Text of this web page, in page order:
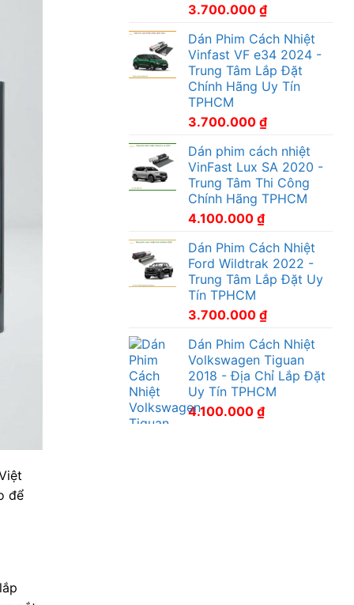
để
3.700.000 ₫
Dán Phim Cách Nhiệt
Vinfast VF e34 2024 -
Trung Tâm Lắp Đặt
Chính Hãng Uy Tín
TPHCM
3.700.000 ₫
Dán phim cách nhiệt
VinFast Lux SA 2020 -
Trung Tâm Thi Công
Chính Hãng TPHCM
4.100.000 ₫
Dán Phim Cách Nhiệt
Ford Wildtrak 2022 -
Trung Tâm Lắp Đặt Uy
Tín TPHCM
3.700.000 ₫
Dán Phim Cách Nhiệt
Volkswagen Tiguan
2018 - Địa Chỉ Lắp Đặt
Uy Tín TPHCM
4.100.000 ₫